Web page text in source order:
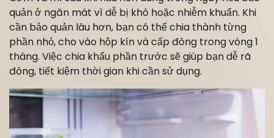
quản ở ngăn mát vì dễ bị khô hoặc nhiễm khuẩn. Khi
cần bảo quản lâu hơn, bạn có thể chia thành từng
phần nhỏ, cho vào hộp kín và cấp đông trong vòng 1
tháng. Việc chia khẩu phần trước sẽ giúp bạn dễ rã
đông, tiết kiệm thời gian khi cần sử dụng.